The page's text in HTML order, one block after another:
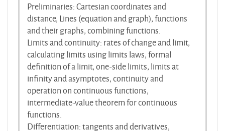
Preliminaries: Cartesian coordinates and
distance, Lines (equation and graph), functions
and their graphs, combining functions.
Limits and continuity: rates of change and limit,
calculating limits using limits laws, formal
definition of a limit, one-side limits, limits at
infinity and asymptotes, continuity and
operation on continuous functions,
intermediate-value theorem for continuous
functions.
Differentiation: tangents and derivatives,